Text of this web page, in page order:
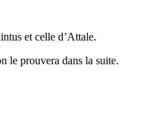
et celle d’Attale.
le prouvera dans la suite.